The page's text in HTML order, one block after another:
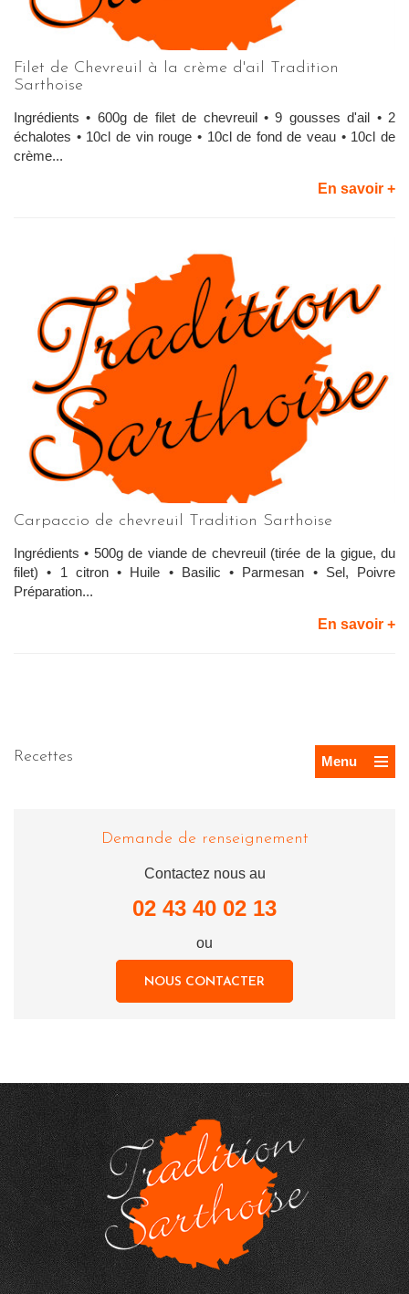
Filet de Chevreuil à la crème d'ail Tradition
Sarthoise
Ingrédients • 600g de filet de chevreuil • 9 gousses d'ail • 2
échalotes • 10cl de vin rouge • 10cl de fond de veau • 10cl de
crème...
En savoir +
Carpaccio de chevreuil Tradition Sarthoise
Ingrédients • 500g de viande de chevreuil (tirée de la gigue, du
filet) • 1 citron • Huile • Basilic • Parmesan • Sel, Poivre
Préparation...
En savoir +
Recettes Menu
Demande de renseignement
Contactez nous au
02 43 40 02 13
ou
NOUS CONTACTER